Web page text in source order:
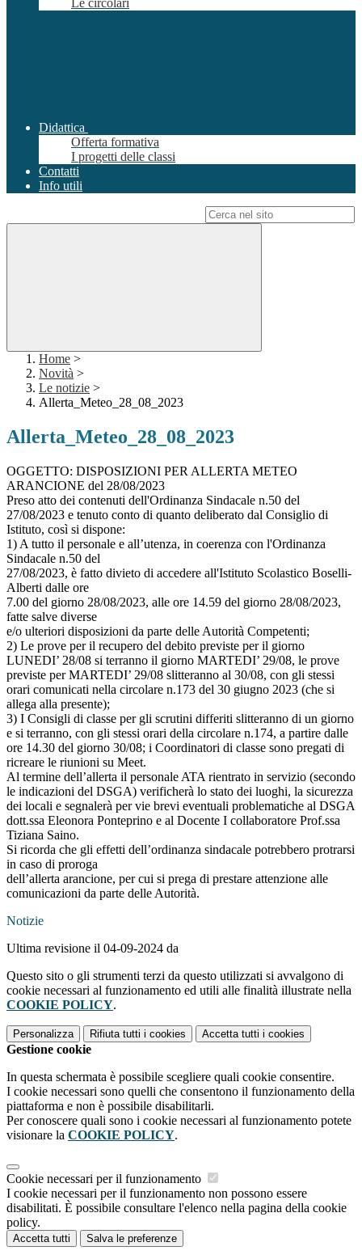
Le circolari
Didattica
Offerta formativa
I progetti delle classi
Contatti
Info utili
Home >
Novità >
Le notizie >
Allerta_Meteo_28_08_2023
Allerta_Meteo_28_08_2023
OGGETTO: DISPOSIZIONI PER ALLERTA METEO
ARANCIONE del 28/08/2023
Preso atto dei contenuti dell'Ordinanza Sindacale n.50 del
27/08/2023 e tenuto conto di quanto deliberato dal Consiglio di
Istituto, così si dispone:
1) A tutto il personale e all’utenza, in coerenza con l'Ordinanza
Sindacale n.50 del
27/08/2023, è fatto divieto di accedere all'Istituto Scolastico Boselli-
Alberti dalle ore
7.00 del giorno 28/08/2023, alle ore 14.59 del giorno 28/08/2023,
fatte salve diverse
e/o ulteriori disposizioni da parte delle Autorità Competenti;
2) Le prove per il recupero del debito previste per il giorno
LUNEDI’ 28/08 si terranno il giorno MARTEDI’ 29/08, le prove
previste per MARTEDI’ 29/08 slitteranno al 30/08, con gli stessi
orari comunicati nella circolare n.173 del 30 giugno 2023 (che si
allega alla presente);
3) I Consigli di classe per gli scrutini differiti slitteranno di un giorno
e si terranno, con gli stessi orari della circolare n.174, a partire dalle
ore 14.30 del giorno 30/08; i Coordinatori di classe sono pregati di
ricreare le riunioni su Meet.
Al termine dell’allerta il personale ATA rientrato in servizio (secondo
le indicazioni del DSGA) verificherà lo stato dei luoghi, la sicurezza
dei locali e segnalerà per vie brevi eventuali problematiche al DSGA
dott.ssa Eleonora Ponteprino e al Docente I collaboratore Prof.ssa
Tiziana Saino.
Si ricorda che gli effetti dell’ordinanza sindacale potrebbero protrarsi
in caso di proroga
dell’allerta arancione, per cui si prega di prestare attenzione alle
comunicazioni da parte delle Autorità.
Notizie
Ultima revisione il 04-09-2024 da
Questo sito o gli strumenti terzi da questo utilizzati si avvalgono di
cookie necessari al funzionamento ed utili alle finalità illustrate nella
COOKIE POLICY.
Personalizza Rifiuta tutti i cookies Accetta tutti i cookies
Gestione cookie
In questa schermata è possibile scegliere quali cookie consentire.
I cookie necessari sono quelli che consentono il funzionamento della
piattaforma e non è possibile disabilitarli.
Per conoscere quali sono i cookie necessari al funzionamento potete
visionare la COOKIE POLICY.
Cookie necessari per il funzionamento
I cookie necessari per il funzionamento non possono essere
disabilitati. È possibile consultare l'elenco nella pagina della cookie
policy.
Accetta tutti Salva le preferenze